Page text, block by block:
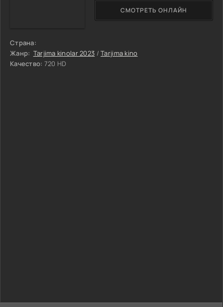
Страна:
Жанр: Tarjima kinolar 2023 /Tarjima kino
Качество: 720 HD
СМОТРЕТЬ ОНЛАЙН